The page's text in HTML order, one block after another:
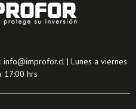
| Lunes a viernes
17:00 hrs